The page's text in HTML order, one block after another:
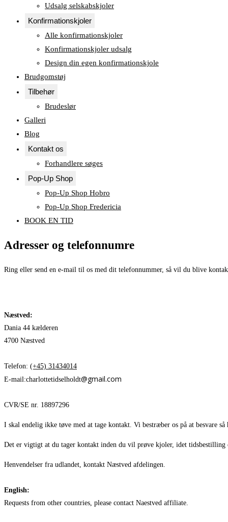
Udsalg selskabskjoler
Konfirmationskjoler
Alle konfirmationskjoler
Konfirmationskjoler udsalg
Design din egen konfirmationskjole
Brudgomstøj
Tilbehør
Brudeslør
Galleri
Blog
Kontakt os
Forhandlere søges
Pop-Up Shop
Pop-Up Shop Hobro
Pop-Up Shop Fredericia
BOOK EN TID
Adresser og telefonnumre
Ring eller send en e-mail til os med dit telefonnummer, så vil du blive
Næstved:
Dania 44 kælderen
4700 Næstved
Telefon: (+45) 31434014
E-mail:charlottetidselholdt@gmail.com
CVR/SE nr. 18897296
I skal endelig ikke tøve med at tage kontakt. Vi bestræber os på at besvare
Det er vigtigt at du tager kontakt inden du vil prøve kjoler, idet tidsbestilling
Henvendelser fra udlandet, kontakt Næstved afdelingen.
English:
Requests from other countries, please contact Naestved affiliate.